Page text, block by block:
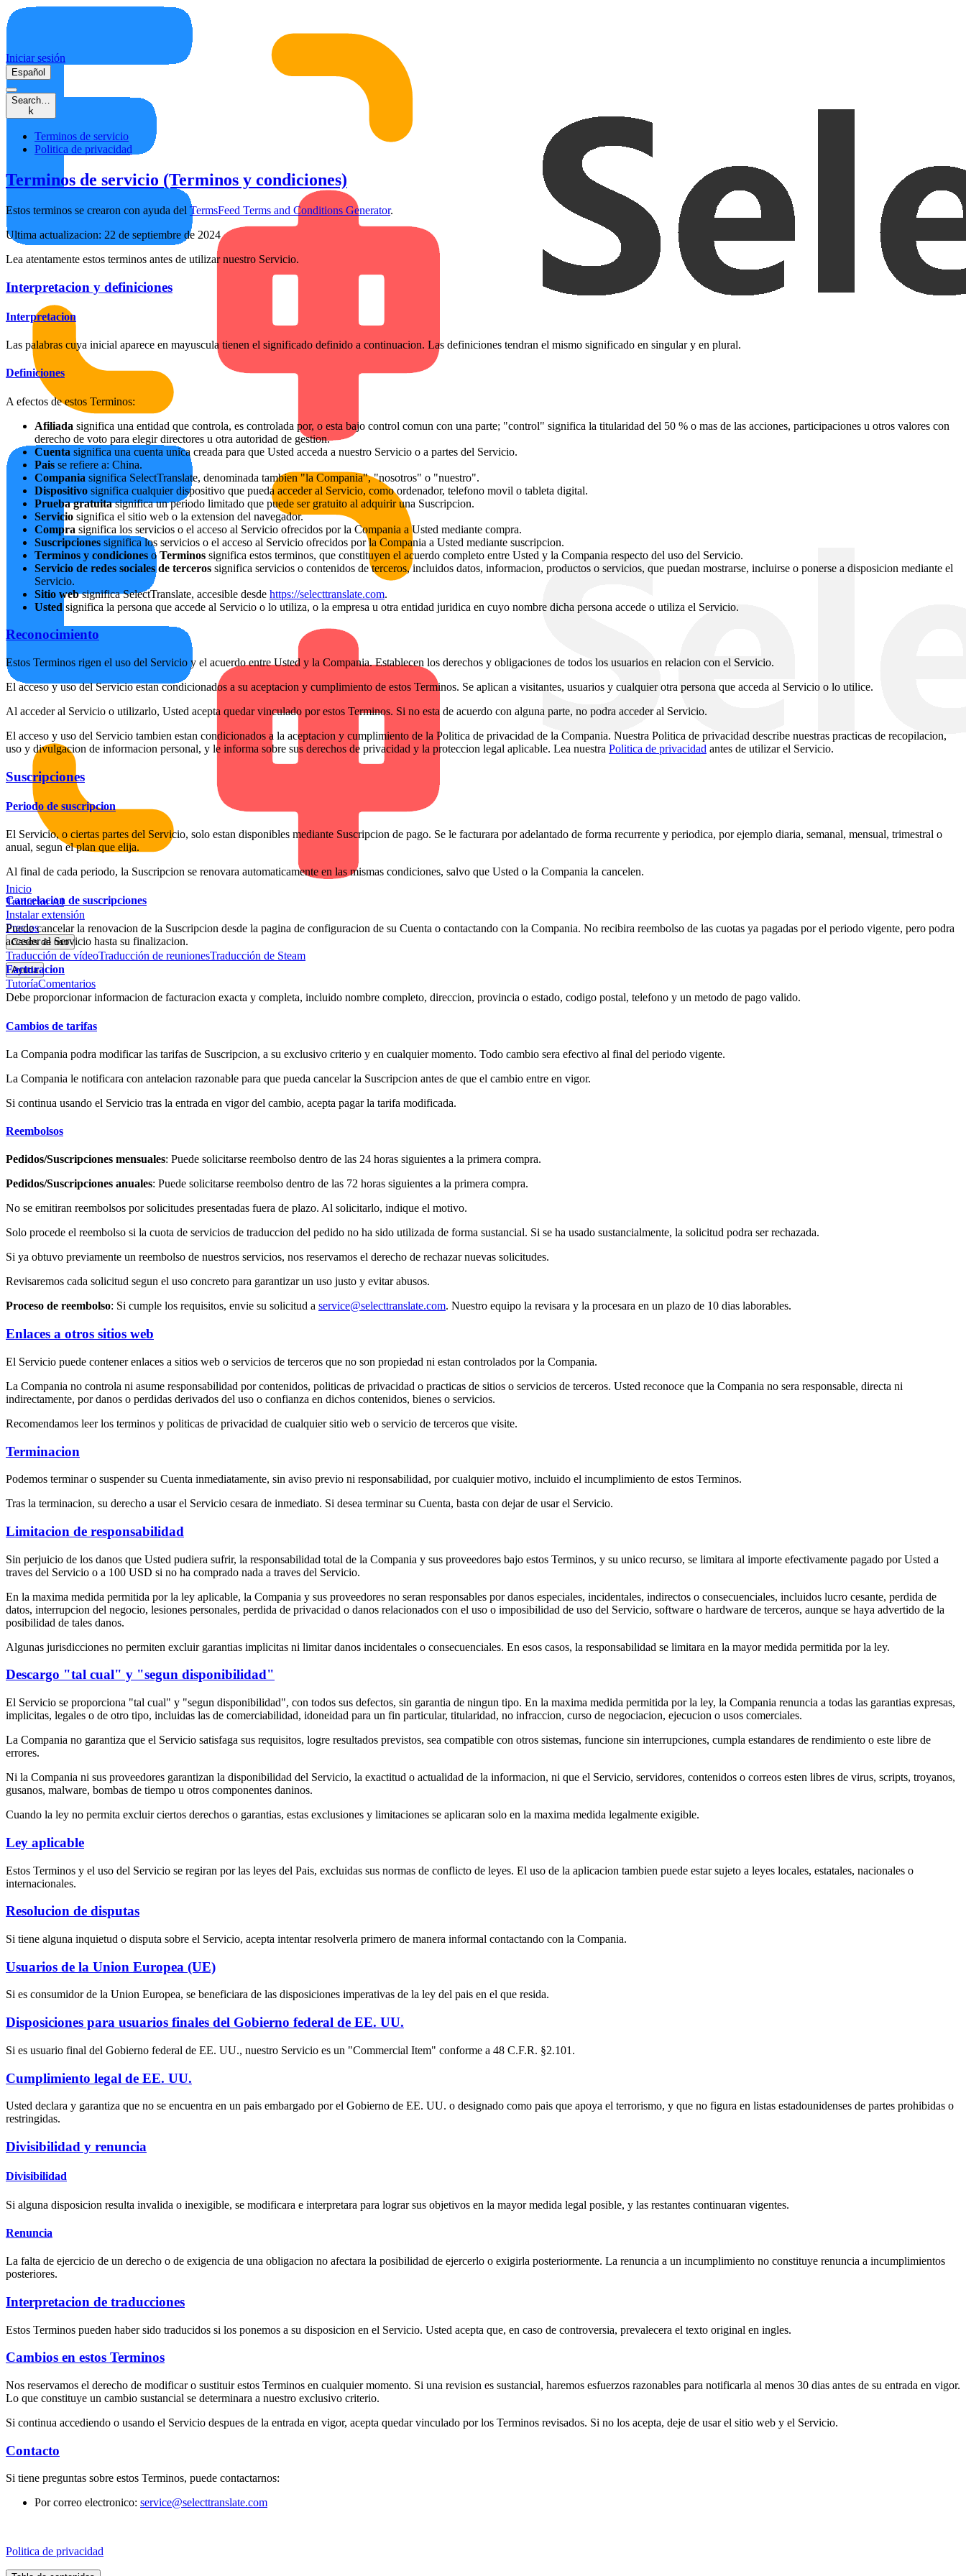
Inicio
Traductor AI
Instalar extensión
Precios
Casos de uso
Traducción de vídeoTraducción de reunionesTraducción de Steam
Ayuda
TutoríaComentarios
Iniciar sesión
Español
Search…
k
Terminos de servicio
Politica de privacidad
Terminos de servicio (Terminos y condiciones)
Estos terminos se crearon con ayuda del TermsFeed Terms and Conditions Generator.
Ultima actualizacion: 22 de septiembre de 2024
Lea atentamente estos terminos antes de utilizar nuestro Servicio.
Interpretacion y definiciones
Interpretacion
Las palabras cuya inicial aparece en mayuscula tienen el significado definido a continuacion. Las definiciones tendran el mismo significado en singular y en plural.
Definiciones
A efectos de estos Terminos:
Afiliada significa una entidad que controla, es controlada por, o esta bajo control comun con una parte; "control" significa la titularidad del 50 % o mas de las acciones, participaciones u otros valores con
derecho de voto para elegir directores u otra autoridad de gestion.
Cuenta significa una cuenta unica creada para que Usted acceda a nuestro Servicio o a partes del Servicio.
Pais se refiere a: China.
Compania significa SelectTranslate, denominada tambien "la Compania", "nosotros" o "nuestro".
Dispositivo significa cualquier dispositivo que pueda acceder al Servicio, como ordenador, telefono movil o tableta digital.
Prueba gratuitasignifica un periodo limitado que puede ser gratuito al adquirir una Suscripcion.
Servicio significa el sitio web o la extension del navegador.
Compra significa los servicios o el acceso al Servicio ofrecidos por la Compania a Usted mediante compra.
Suscripciones significa los servicios o el acceso al Servicio ofrecidos por la Compania a Usted mediante suscripcion.
Terminos y condiciones o Terminos significa estos terminos, que constituyen el acuerdo completo entre Usted y la Compania respecto del uso del Servicio.
Servicio de redes sociales de terceros significa servicios o contenidos de terceros, incluidos datos, informacion, productos o servicios, que puedan mostrarse, incluirse o ponerse a disposicion mediante el
Servicio.
Sitio websignifica SelectTranslate, accesible desde https://selecttranslate.com.
Usted significa la persona que accede al Servicio o lo utiliza, o la empresa u otra entidad juridica en cuyo nombre dicha persona accede o utiliza el Servicio.
Reconocimiento
Estos Terminos rigen el uso del Servicio y el acuerdo entre Usted y la Compania. Establecen los derechos y obligaciones de todos los usuarios en relacion con el Servicio.
El acceso y uso del Servicio estan condicionados a su aceptacion y cumplimiento de estos Terminos. Se aplican a visitantes, usuarios y cualquier otra persona que acceda al Servicio o lo utilice.
Al acceder al Servicio o utilizarlo, Usted acepta quedar vinculado por estos Terminos. Si no esta de acuerdo con alguna parte, no podra acceder al Servicio.
El acceso y uso del Servicio tambien estan condicionados a la aceptacion y cumplimiento de la Politica de privacidad de la Compania. Nuestra Politica de privacidad describe nuestras practicas de recopilacion,
uso y divulgacion de informacion personal, y le informa sobre sus derechos de privacidad y la proteccion legal aplicable. Lea nuestra Politica de privacidad antes de utilizar el Servicio.
Suscripciones
Periodo de suscripcion
El Servicio, o ciertas partes del Servicio, solo estan disponibles mediante Suscripcion de pago. Se le facturara por adelantado de forma recurrente y periodica, por ejemplo diaria, semanal, mensual, trimestral o
anual, segun el plan que elija.
Al final de cada periodo, la Suscripcion se renovara automaticamente en las mismas condiciones, salvo que Usted o la Compania la cancelen.
Cancelacion de suscripciones
Puede cancelar la renovacion de la Suscripcion desde la pagina de configuracion de su Cuenta o contactando con la Compania. No recibira reembolso de las cuotas ya pagadas por el periodo vigente, pero podra
acceder al Servicio hasta su finalizacion.
Facturacion
Debe proporcionar informacion de facturacion exacta y completa, incluido nombre completo, direccion, provincia o estado, codigo postal, telefono y un metodo de pago valido.
Cambios de tarifas
La Compania podra modificar las tarifas de Suscripcion, a su exclusivo criterio y en cualquier momento. Todo cambio sera efectivo al final del periodo vigente.
La Compania le notificara con antelacion razonable para que pueda cancelar la Suscripcion antes de que el cambio entre en vigor.
Si continua usando el Servicio tras la entrada en vigor del cambio, acepta pagar la tarifa modificada.
Reembolsos
Pedidos/Suscripciones mensuales: Puede solicitarse reembolso dentro de las 24 horas siguientes a la primera compra.
Pedidos/Suscripciones anuales: Puede solicitarse reembolso dentro de las 72 horas siguientes a la primera compra.
No se emitiran reembolsos por solicitudes presentadas fuera de plazo. Al solicitarlo, indique el motivo.
Solo procede el reembolso si la cuota de servicios de traduccion del pedido no ha sido utilizada de forma sustancial. Si se ha usado sustancialmente, la solicitud podra ser rechazada.
Si ya obtuvo previamente un reembolso de nuestros servicios, nos reservamos el derecho de rechazar nuevas solicitudes.
Revisaremos cada solicitud segun el uso concreto para garantizar un uso justo y evitar abusos.
Proceso de reembolso: Si cumple los requisitos, envie su solicitud a service@selecttranslate.com. Nuestro equipo la revisara y la procesara en un plazo de 10 dias laborables.
Enlaces a otros sitios web
El Servicio puede contener enlaces a sitios web o servicios de terceros que no son propiedad ni estan controlados por la Compania.
La Compania no controla ni asume responsabilidad por contenidos, politicas de privacidad o practicas de sitios o servicios de terceros. Usted reconoce que la Compania no sera responsable, directa ni
indirectamente, por danos o perdidas derivados del uso o confianza en dichos contenidos, bienes o servicios.
Recomendamos leer los terminos y politicas de privacidad de cualquier sitio web o servicio de terceros que visite.
Terminacion
Podemos terminar o suspender su Cuenta inmediatamente, sin aviso previo ni responsabilidad, por cualquier motivo, incluido el incumplimiento de estos Terminos.
Tras la terminacion, su derecho a usar el Servicio cesara de inmediato. Si desea terminar su Cuenta, basta con dejar de usar el Servicio.
Limitacion de responsabilidad
Sin perjuicio de los danos que Usted pudiera sufrir, la responsabilidad total de la Compania y sus proveedores bajo estos Terminos, y su unico recurso, se limitara al importe efectivamente pagado por Usted a
traves del Servicio o a 100 USD si no ha comprado nada a traves del Servicio.
En la maxima medida permitida por la ley aplicable, la Compania y sus proveedores no seran responsables por danos especiales, incidentales, indirectos o consecuenciales, incluidos lucro cesante, perdida de
datos, interrupcion del negocio, lesiones personales, perdida de privacidad o danos relacionados con el uso o imposibilidad de uso del Servicio, software o hardware de terceros, aunque se haya advertido de la
posibilidad de tales danos.
Algunas jurisdicciones no permiten excluir garantias implicitas ni limitar danos incidentales o consecuenciales. En esos casos, la responsabilidad se limitara en la mayor medida permitida por la ley.
Descargo "tal cual" y "segun disponibilidad"
El Servicio se proporciona "tal cual" y "segun disponibilidad", con todos sus defectos, sin garantia de ningun tipo. En la maxima medida permitida por la ley, la Compania renuncia a todas las garantias expresas,
implicitas, legales o de otro tipo, incluidas las de comerciabilidad, idoneidad para un fin particular, titularidad, no infraccion, curso de negociacion, ejecucion o usos comerciales.
La Compania no garantiza que el Servicio satisfaga sus requisitos, logre resultados previstos, sea compatible con otros sistemas, funcione sin interrupciones, cumpla estandares de rendimiento o este libre de
errores.
Ni la Compania ni sus proveedores garantizan la disponibilidad del Servicio, la exactitud o actualidad de la informacion, ni que el Servicio, servidores, contenidos o correos esten libres de virus, scripts, troyanos,
gusanos, malware, bombas de tiempo u otros componentes daninos.
Cuando la ley no permita excluir ciertos derechos o garantias, estas exclusiones y limitaciones se aplicaran solo en la maxima medida legalmente exigible.
Ley aplicable
Estos Terminos y el uso del Servicio se regiran por las leyes del Pais, excluidas sus normas de conflicto de leyes. El uso de la aplicacion tambien puede estar sujeto a leyes locales, estatales, nacionales o
internacionales.
Resolucion de disputas
Si tiene alguna inquietud o disputa sobre el Servicio, acepta intentar resolverla primero de manera informal contactando con la Compania.
Usuarios de la Union Europea (UE)
Si es consumidor de la Union Europea, se beneficiara de las disposiciones imperativas de la ley del pais en el que resida.
Disposiciones para usuarios finales del Gobierno federal de EE. UU.
Si es usuario final del Gobierno federal de EE. UU., nuestro Servicio es un "Commercial Item" conforme a 48 C.F.R. §2.101.
Cumplimiento legal de EE. UU.
Usted declara y garantiza que no se encuentra en un pais embargado por el Gobierno de EE. UU. o designado como pais que apoya el terrorismo, y que no figura en listas estadounidenses de partes prohibidas o
restringidas.
Divisibilidad y renuncia
Divisibilidad
Si alguna disposicion resulta invalida o inexigible, se modificara e interpretara para lograr sus objetivos en la mayor medida legal posible, y las restantes continuaran vigentes.
Renuncia
La falta de ejercicio de un derecho o de exigencia de una obligacion no afectara la posibilidad de ejercerlo o exigirla posteriormente. La renuncia a un incumplimiento no constituye renuncia a incumplimientos
posteriores.
Interpretacion de traducciones
Estos Terminos pueden haber sido traducidos si los ponemos a su disposicion en el Servicio. Usted acepta que, en caso de controversia, prevalecera el texto original en ingles.
Cambios en estos Terminos
Nos reservamos el derecho de modificar o sustituir estos Terminos en cualquier momento. Si una revision es sustancial, haremos esfuerzos razonables para notificarla al menos 30 dias antes de su entrada en vigor.
Lo que constituye un cambio sustancial se determinara a nuestro exclusivo criterio.
Si continua accediendo o usando el Servicio despues de la entrada en vigor, acepta quedar vinculado por los Terminos revisados. Si no los acepta, deje de usar el sitio web y el Servicio.
Contacto
Si tiene preguntas sobre estos Terminos, puede contactarnos:
Por correo electronico: service@selecttranslate.com
Politica de privacidad